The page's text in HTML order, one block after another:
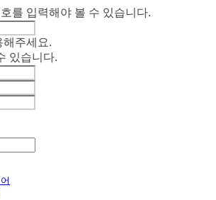
를 입력해야 볼 수 있습니다.
해주세요.
있습니다.